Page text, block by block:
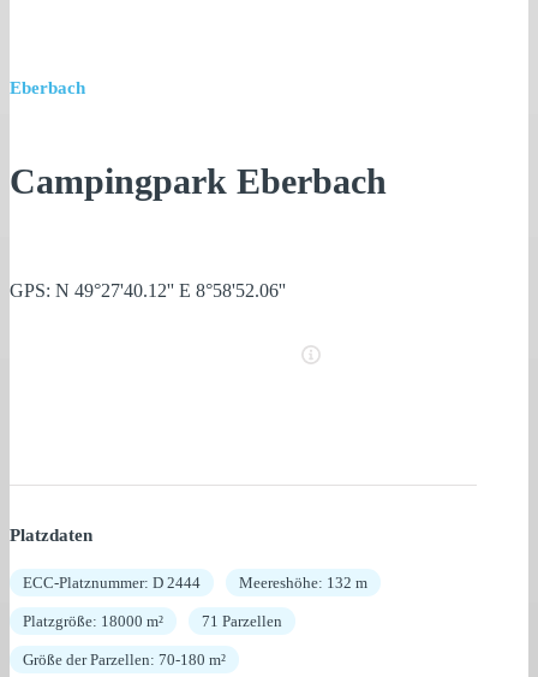
Eberbach
Campingpark Eberbach
GPS: N 49°27'40.12'' E 8°58'52.06''
Platzdaten
ECC-Platznummer: D 2444 Meereshöhe: 132 m
Platzgröße: 18000 m² 71 Parzellen
Größe der Parzellen: 70-180 m²